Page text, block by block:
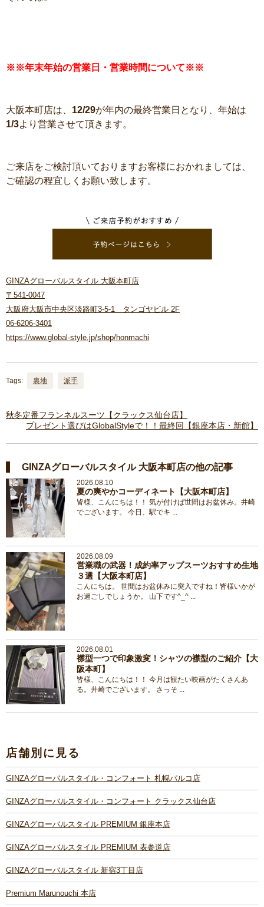
※※年末年始の営業日・営業時間について※※
大阪本町店は、 12/29が年内の最終営業日となり、年始は
1/3より営業させて頂きます。
ご来店をご検討頂いておりますお客様におかれましては、
ご確認の程宜しくお願い致します。
GINZAグローバルスタイル 大阪本町店
〒541-0047
大阪府大阪市中央区淡路町3-5-1 タンゴヤビル 2F
06-6206-3401
https://www.global-style.jp/shop/honmachi
Tags: 裏地 派手
秋冬定番フランネルスーツ【クラックス仙台店】
プレゼント選びはGlobalStyleで！！最終回【銀座本店・新館】
GINZAグローバルスタイル 大阪本町店の他の記事
2026.08.10
夏の爽やかコーディネート【大阪本町店】
皆様、こんにちは！！ 気が付けば世間はお盆休み。井崎
でございます。 今日、駅でキ ...
2026.08.09
営業職の武器！成約率アップスーツおすすめ生地
３選【大阪本町店】
こんにちは。 世間はお盆休みに突入ですね！皆様いかが
お過ごしでしょうか。 山下です^_^ ...
2026.08.01
襟型一つで印象激変！シャツの襟型のご紹介【大
阪本町】
皆様、こんにちは！！ 今月は観たい映画がたくさんあ
る。井崎でございます。 さっそ ...
店舗別に見る
GINZAグローバルスタイル・コンフォート 札幌パルコ店
GINZAグローバルスタイル・コンフォート クラックス仙台店
GINZAグローバルスタイル PREMIUM 銀座本店
GINZAグローバルスタイル PREMIUM 表参道店
GINZAグローバルスタイル 新宿3丁目店
Premium Marunouchi 本店